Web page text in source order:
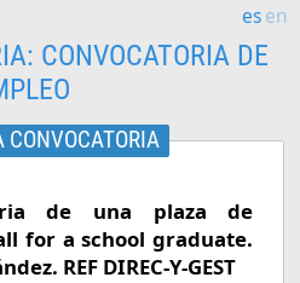
esen
CONVOCATORIA DE
CONVOCATORIA
de una plaza de
for a school graduate.
REF DIREC-Y-GEST